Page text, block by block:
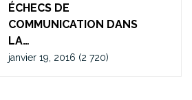
ÉCHECS DE
COMMUNICATION DANS
LA…
janvier 19, 2016 (2 720)